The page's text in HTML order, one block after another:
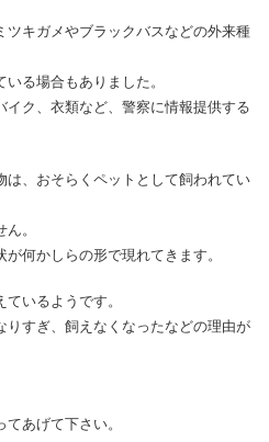
キガメやブラックバスなどの外来種
る場合もありました。
ク、衣類など、警察に情報提供する
、おそらくペットとして飼われてい
。
何かしらの形で現れてきます。
いるようです。
すぎ、飼えなくなったなどの理由が
あげて下さい。